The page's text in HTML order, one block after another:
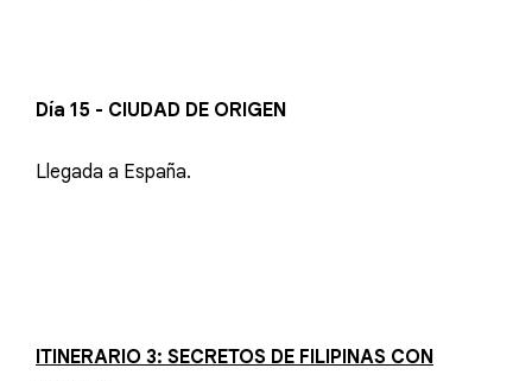
Día 15 - CIUDAD DE ORIGEN
Llegada a España.
ITINERARIO 3: SECRETOS DE FILIPINAS CON